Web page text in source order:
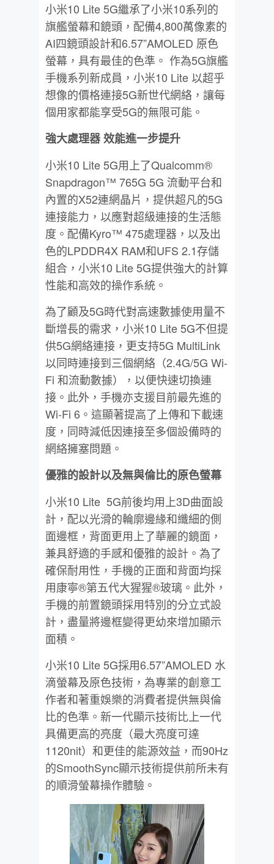
小米10 Lite 5G繼承了小米10系列的
旗艦螢幕和鏡頭，配備4,800萬像素的
AI四鏡頭設計和6.57”AMOLED 原色
螢幕，具有最佳的色準。 作為5G旗艦
手機系列新成員，小米10 Lite 以超乎
想像的價格連接5G新世代網絡，讓每
個用家都能享受5G的無限可能。
強大處理器效能進一步提升
小米10 Lite 5G用上了Qualcomm®
Snapdragon™ 765G 5G 流動平台和
內置的X52連網晶片，提供超凡的5G
連接能力，以應對超級連接的生活態
度。配備Kyro™ 475處理器，以及出
色的LPDDR4X RAM和UFS 2.1存儲
組合，小米10 Lite 5G提供強大的計算
性能和高效的操作系統。
為了顧及5G時代對高速數據使用量不
斷增長的需求，小米10 Lite 5G不但提
供5G網絡連接，更支持5G MultiLink
以同時連接到三個網絡（2.4G/5G Wi-
Fi 和流動數據），以便快速切換連
接。此外，手機亦支援目前最先進的
Wi-Fi 6。這顯著提高了上傳和下載速
度，同時減低因連接至多個設備時的
網絡擁塞問題。
優雅的設計以及無與倫比的原色螢幕
小米10 Lite 5G前後均用上3D曲面設
計，配以光滑的輪廓邊緣和纖細的側
面邊框，背面更用上了華麗的鏡面，
兼具舒適的手感和優雅的設計。為了
確保耐用性，手機的正面和背面均採
用康寧®第五代大猩猩®玻璃。此外，
手機的前置鏡頭採用特別的分立式設
計，盡量將邊框變得更幼來增加顯示
面積。
小米10 Lite 5G採用6.57”AMOLED 水
滴螢幕及原色技術，為專業的創意工
作者和著重娛樂的消費者提供無與倫
比的色準。新一代顯示技術比上一代
具備更高的亮度（最大亮度可達
1120nit）和更佳的能源效益，而90Hz
的SmoothSync顯示技術提供前所未有
的順滑螢幕操作體驗。